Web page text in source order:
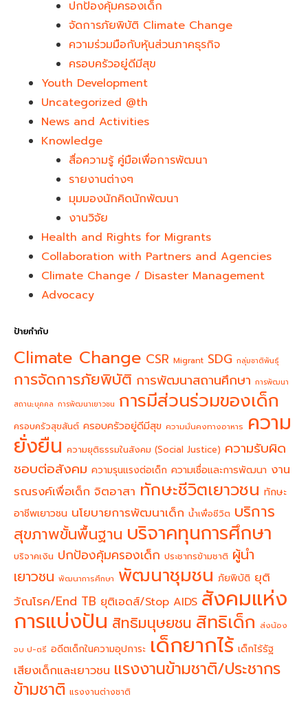
ปกป้องคุ้มครองเด็ก
จัดการภัยพิบัติ Climate Change
ความร่วมมือกับหุ้นส่วนภาคธุรกิจ
ครอบครัวอยู่ดีมีสุข
Youth Development​
Uncategorized @th
News and Activities
Knowledge
สื่อความรู้ คู่มือเพื่อการพัฒนา
รายงานต่างๆ
มุมมองนักคิดนักพัฒนา
งานวิจัย
Health and Rights for Migrants
Collaboration with Partners and Agencies
Climate Change / Disaster Management
Advocacy
ป้ายกำกับ
Climate Change CSR Migrant SDG กลุ่มชาติพันธุ์
การจัดการภัยพิบัติ การพัฒนาสถานศึกษา การพัฒนา
สถานะบุคคล การพัฒนาเยาวชน การมีส่วนร่วมของเด็ก
ครอบครัวสุขสันต์ ครอบครัวอยู่ดีมีสุข ความมั่นคงทางอาหาร ความ
ยั่งยืน ความยุติธรรมในสังคม (Social Justice) ความรับผิด
ชอบต่อสังคม ความรุนแรงต่อเด็ก ความเชื่อและการพัฒนา งาน
รณรงค์เพื่อเด็ก จิตอาสา ทักษะชีวิตเยาวชน ทักษะ
อาชีพเยาวชน นโยบายการพัฒนาเด็ก น้ำเพื่อชีวิต บริการ
สุขภาพขั้นพื้นฐาน บริจาคทุนการศึกษา
บริจาคเงิน ปกป้องคุ้มครองเด็ก ประชากรข้ามชาติ ผู้นำ
เยาวชน พัฒนาการศึกษา พัฒนาชุมชน ภัยพิบัติ ยุติ
วัณโรค/End TB ยุติเอดส์/Stop AIDS สังคมแห่ง
การแบ่งปัน สิทธิมนุษยชน สิทธิเด็ก ส่งน้อง
จบ ป-ตรี อดีตเด็กในความอุปการะ เด็กยากไร้ เด็กไร้รัฐ
เสียงเด็กและเยาวชน แรงงานข้ามชาติ/ประชากร
ข้ามชาติ แรงงานต่างชาติ